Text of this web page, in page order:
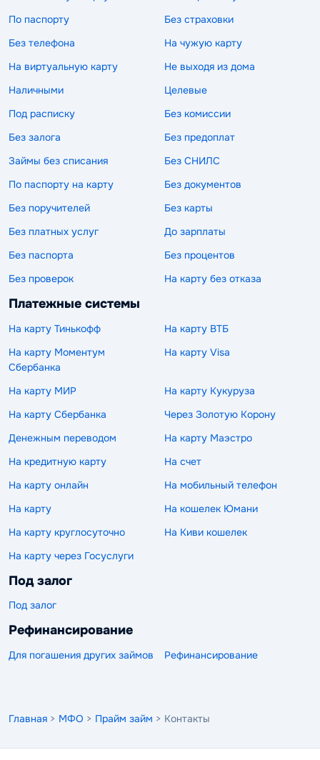
По паспорту
Без страховки
Без телефона
На чужую карту
На виртуальную карту
Не выходя из дома
Наличными
Целевые
Под расписку
Без комиссии
Без залога
Без предоплат
Займы без списания
Без СНИЛС
По паспорту на карту
Без документов
Без поручителей
Без карты
Без платных услуг
До зарплаты
Без паспорта
Без процентов
Без проверок
На карту без отказа
Платежные системы
На карту Тинькофф
На карту ВТБ
На карту Моментум
Сбербанка
На карту Visa
На карту МИР
На карту Кукуруза
На карту Сбербанка
Через Золотую Корону
Денежным переводом
На карту Маэстро
На кредитную карту
На счет
На карту онлайн
На мобильный телефон
На карту
На кошелек Юмани
На карту круглосуточно
На Киви кошелек
На карту через Госуслуги
Под залог
Под залог
Рефинансирование
Для погашения других займов Рефинансирование
Главная > МФО > Прайм займ > Контакты